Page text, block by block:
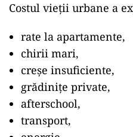
Costul vieții urbane a
rate la apartamente,
chirii mari,
creșe insuficiente,
grădinițe private,
afterschool,
transport,